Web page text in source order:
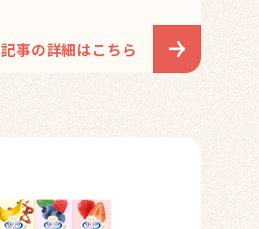
記事の詳細はこちら